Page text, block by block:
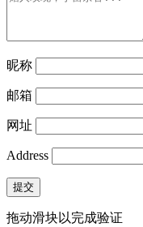
昵称
邮箱
网址
Address
提交
拖动滑块以完成验证